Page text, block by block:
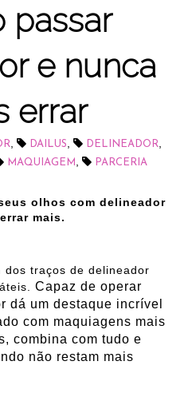
passar
e nunca
errar
, DAILUS, DELINEADOR,
MAQUIAGEM , PARCERIA
olhos com delineador
mais.
traços de delineador
Capaz de operar
dá um destaque incrível
com maquiagens mais
combina com tudo e
não restam mais